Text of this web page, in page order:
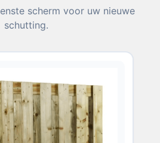
scherm voor uw nieuwe
schutting.